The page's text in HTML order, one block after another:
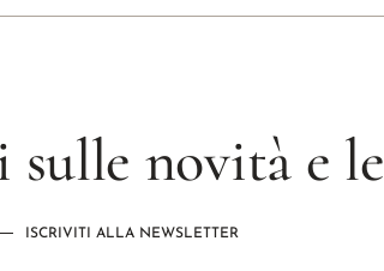
novità e
ISCRIVITI ALLA NEWSLETTER